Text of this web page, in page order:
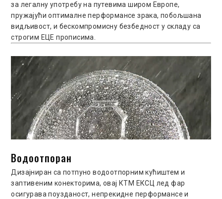
за легалну употребу на путевима широм Европе,
пружајући оптималне перформансе зрака, побољшана
видљивост, и бескомпромисну ​​безбедност у складу са
строгим ЕЦЕ прописима.
Водоотпоран
Дизајниран са потпуно водоотпорним кућиштем и
заптивеним конекторима, овај КТМ ЕКСЦ лед фар
осигурава поузданост, непрекидне перформансе и